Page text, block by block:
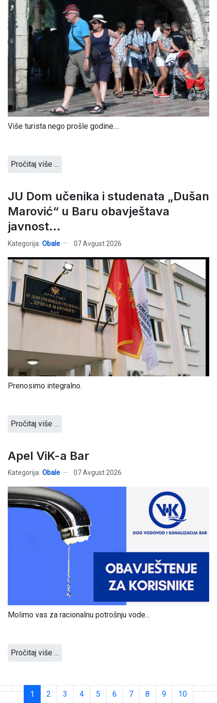
Više turista nego prošle godine....
Pročitaj više …
JU Dom učenika i studenata „Dušan
Marović“ u Baru obavještava
javnost...
Kategorija: Obale 07 Avgust 2026
Prenosimo integralno.
Pročitaj više …
Apel ViK-a Bar
Kategorija: Obale 07 Avgust 2026
Molimo vas za racionalnu potrošnju vode...
Pročitaj više …
1 2 3 4 5 6 7 8 9 10